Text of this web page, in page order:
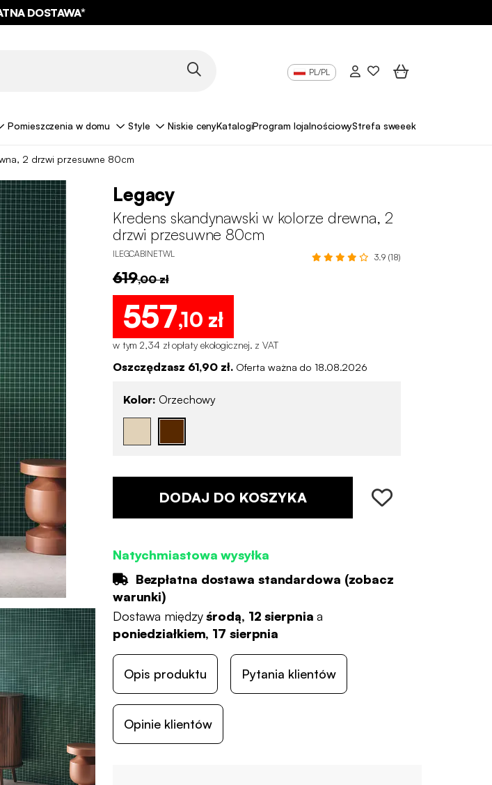
DOSTAWA*
PL/PL
Pomieszczenia w domu Style Niskie cenyKatalogiProgram lojalnościowyStrefa sweeek Pro
2 drzwi przesuwne 80cm
Legacy
Kredens skandynawski w kolorze drewna, 2
drzwi przesuwne 80cm
ILEGCABINETWL 3.9 (18)
619,00 zł
557,10 zł
w tym 2,34 zł opłaty ekologicznej. z VAT
Oszczędzasz 61,90 zł. Oferta ważna do 18.08.2026
Kolor: Orzechowy
DODAJ DO KOSZYKA
Natychmiastowa wysyłka
Bezpłatna dostawa standardowa (zobacz
warunki)
Dostawa międzyśrodą, 12 sierpnia a
poniedziałkiem, 17 sierpnia
Opis produktu Pytania klientów
Opinie klientów